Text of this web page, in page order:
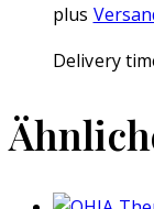
plus
Delivery